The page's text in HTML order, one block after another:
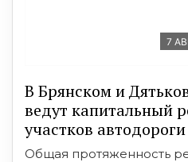
7
В Брянском и
ведут капитальный
участков автодороги
Общая протяженность